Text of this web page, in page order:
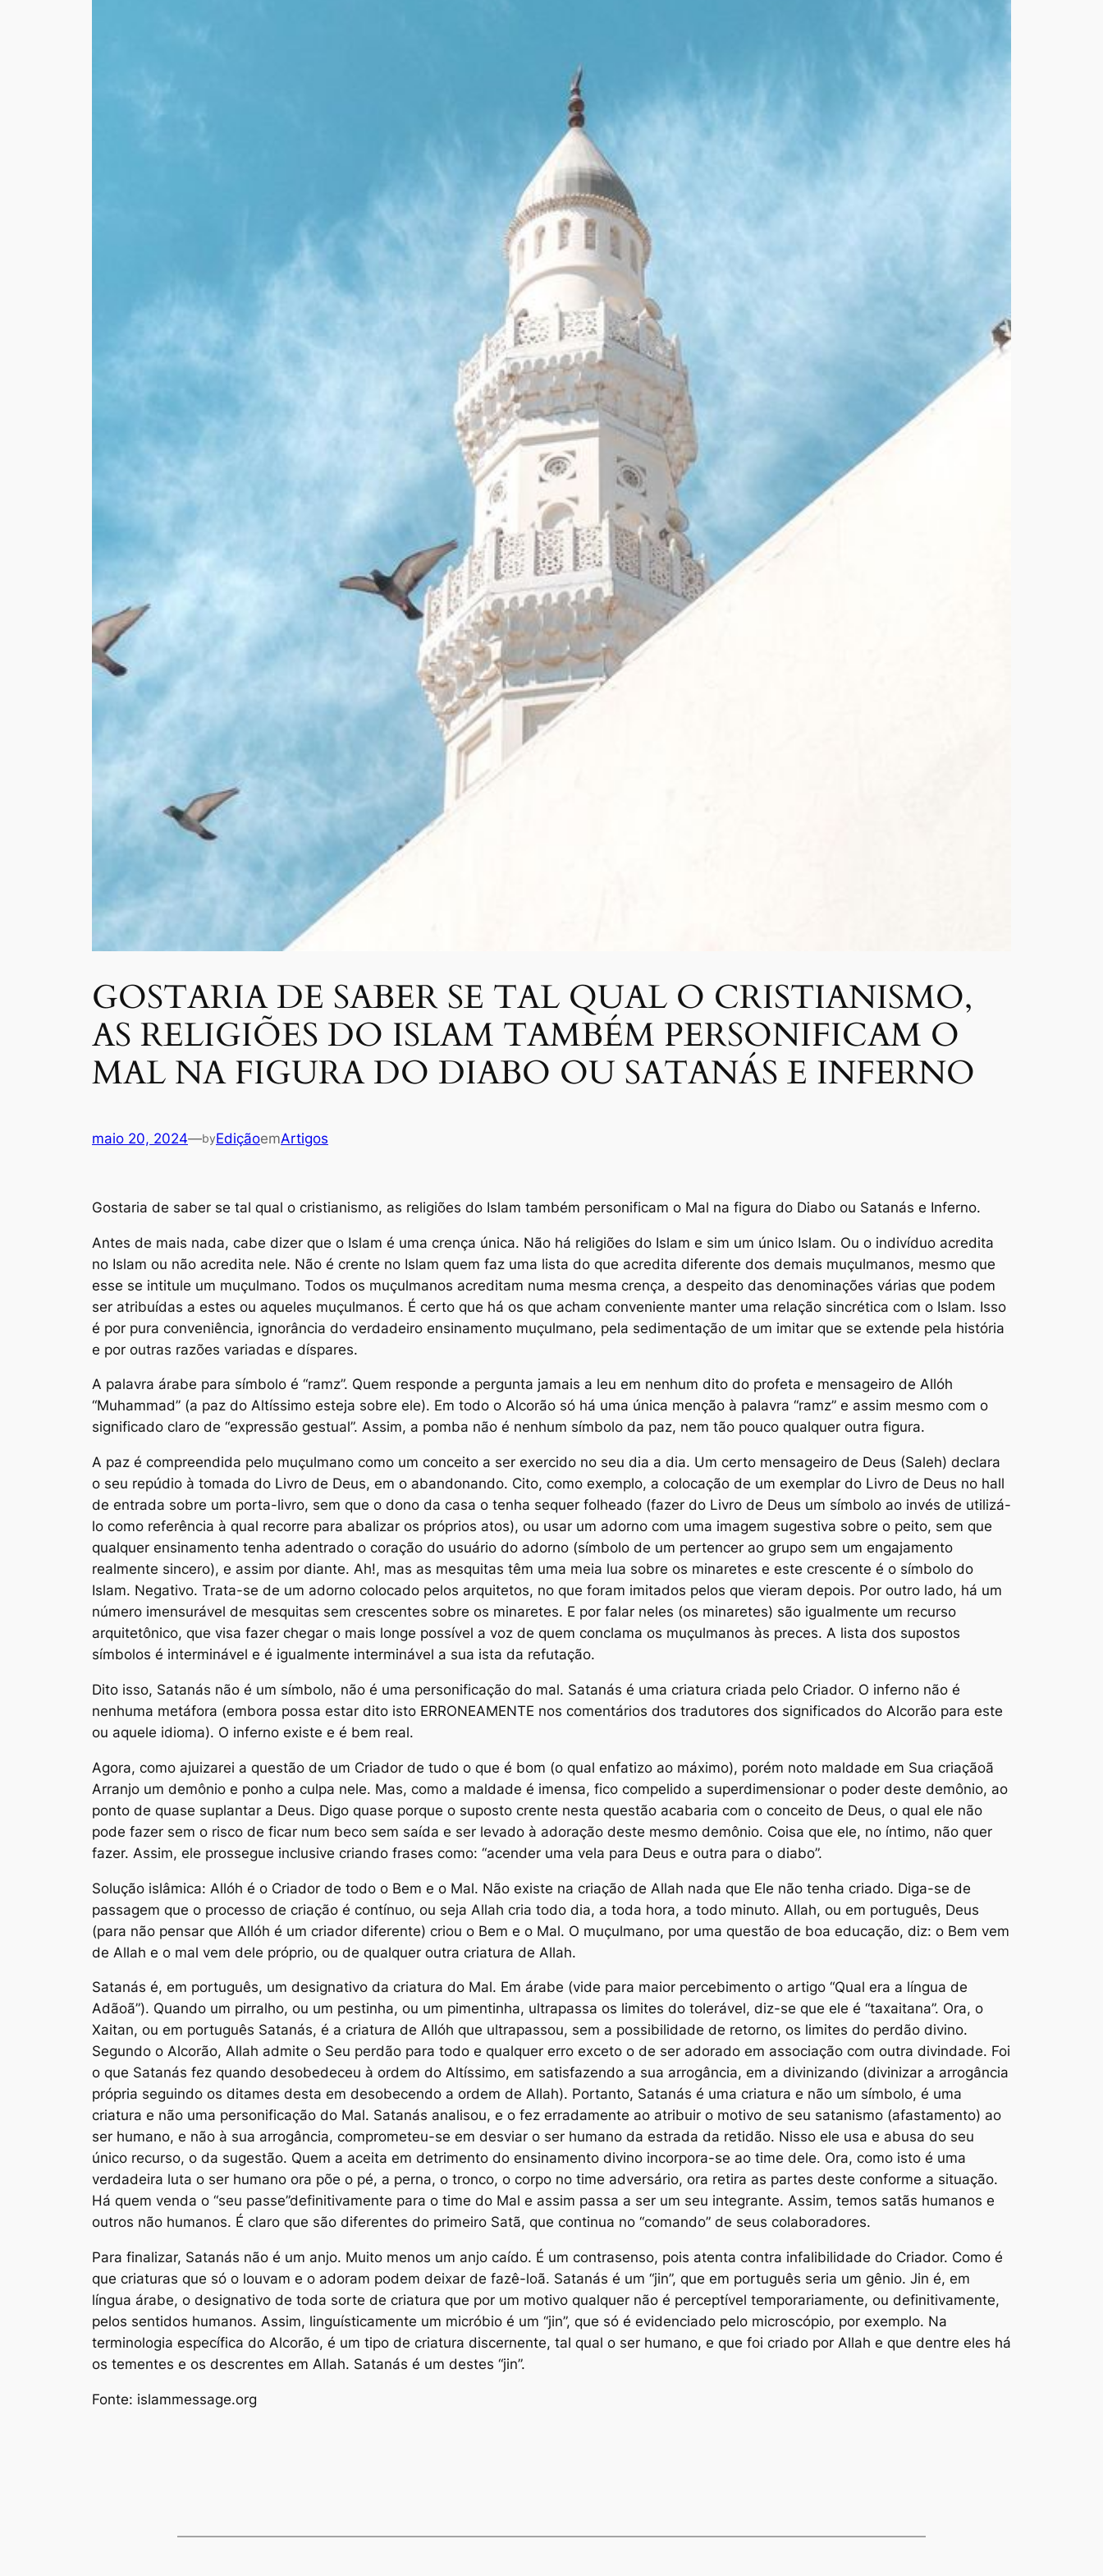
GOSTARIA DE SABER SE TAL QUAL O CRISTIANISMO,
AS RELIGIÕES DO ISLAM TAMBÉM PERSONIFICAM O
MAL NA FIGURA DO DIABO OU SATANÁS E INFERNO
maio 20, 2024—byEdiçãoemArtigos
Gostaria de saber se tal qual o cristianismo, as religiões do Islam também personificam o Mal na figura do Diabo ou Satanás e Inferno.
Antes de mais nada, cabe dizer que o Islam é uma crença única. Não há religiões do Islam e sim um único Islam. Ou o indivíduo acredita
no Islam ou não acredita nele. Não é crente no Islam quem faz uma lista do que acredita diferente dos demais muçulmanos, mesmo que
esse se intitule um muçulmano. Todos os muçulmanos acreditam numa mesma crença, a despeito das denominações várias que podem
ser atribuídas a estes ou aqueles muçulmanos. É certo que há os que acham conveniente manter uma relação sincrética com o Islam. Isso
é por pura conveniência, ignorância do verdadeiro ensinamento muçulmano, pela sedimentação de um imitar que se extende pela história
e por outras razões variadas e díspares.
A palavra árabe para símbolo é “ramz”. Quem responde a pergunta jamais a leu em nenhum dito do profeta e mensageiro de Allóh
“Muhammad” (a paz do Altíssimo esteja sobre ele). Em todo o Alcorão só há uma única menção à palavra “ramz” e assim mesmo com o
significado claro de “expressão gestual”. Assim, a pomba não é nenhum símbolo da paz, nem tão pouco qualquer outra figura.
A paz é compreendida pelo muçulmano como um conceito a ser exercido no seu dia a dia. Um certo mensageiro de Deus (Saleh) declara
o seu repúdio à tomada do Livro de Deus, em o abandonando. Cito, como exemplo, a colocação de um exemplar do Livro de Deus no hall
de entrada sobre um porta-livro, sem que o dono da casa o tenha sequer folheado (fazer do Livro de Deus um símbolo ao invés de utilizá-
lo como referência à qual recorre para abalizar os próprios atos), ou usar um adorno com uma imagem sugestiva sobre o peito, sem que
qualquer ensinamento tenha adentrado o coração do usuário do adorno (símbolo de um pertencer ao grupo sem um engajamento
realmente sincero), e assim por diante. Ah!, mas as mesquitas têm uma meia lua sobre os minaretes e este crescente é o símbolo do
Islam. Negativo. Trata-se de um adorno colocado pelos arquitetos, no que foram imitados pelos que vieram depois. Por outro lado, há um
número imensurável de mesquitas sem crescentes sobre os minaretes. E por falar neles (os minaretes) são igualmente um recurso
arquitetônico, que visa fazer chegar o mais longe possível a voz de quem conclama os muçulmanos às preces. A lista dos supostos
símbolos é interminável e é igualmente interminável a sua ista da refutação.
Dito isso, Satanás não é um símbolo, não é uma personificação do mal. Satanás é uma criatura criada pelo Criador. O inferno não é
nenhuma metáfora (embora possa estar dito isto ERRONEAMENTE nos comentários dos tradutores dos significados do Alcorão para este
ou aquele idioma). O inferno existe e é bem real.
Agora, como ajuizarei a questão de um Criador de tudo o que é bom (o qual enfatizo ao máximo), porém noto maldade em Sua criaçãoã
Arranjo um demônio e ponho a culpa nele. Mas, como a maldade é imensa, fico compelido a superdimensionar o poder deste demônio, ao
ponto de quase suplantar a Deus. Digo quase porque o suposto crente nesta questão acabaria com o conceito de Deus, o qual ele não
pode fazer sem o risco de ficar num beco sem saída e ser levado à adoração deste mesmo demônio. Coisa que ele, no íntimo, não quer
fazer. Assim, ele prossegue inclusive criando frases como: “acender uma vela para Deus e outra para o diabo”.
Solução islâmica: Allóh é o Criador de todo o Bem e o Mal. Não existe na criação de Allah nada que Ele não tenha criado. Diga-se de
passagem que o processo de criação é contínuo, ou seja Allah cria todo dia, a toda hora, a todo minuto. Allah, ou em português, Deus
(para não pensar que Allóh é um criador diferente) criou o Bem e o Mal. O muçulmano, por uma questão de boa educação, diz: o Bem vem
de Allah e o mal vem dele próprio, ou de qualquer outra criatura de Allah.
Satanás é, em português, um designativo da criatura do Mal. Em árabe (vide para maior percebimento o artigo “Qual era a língua de
Adãoã”). Quando um pirralho, ou um pestinha, ou um pimentinha, ultrapassa os limites do tolerável, diz-se que ele é “taxaitana”. Ora, o
Xaitan, ou em português Satanás, é a criatura de Allóh que ultrapassou, sem a possibilidade de retorno, os limites do perdão divino.
Segundo o Alcorão, Allah admite o Seu perdão para todo e qualquer erro exceto o de ser adorado em associação com outra divindade. Foi
o que Satanás fez quando desobedeceu à ordem do Altíssimo, em satisfazendo a sua arrogância, em a divinizando (divinizar a arrogância
própria seguindo os ditames desta em desobecendo a ordem de Allah). Portanto, Satanás é uma criatura e não um símbolo, é uma
criatura e não uma personificação do Mal. Satanás analisou, e o fez erradamente ao atribuir o motivo de seu satanismo (afastamento) ao
ser humano, e não à sua arrogância, comprometeu-se em desviar o ser humano da estrada da retidão. Nisso ele usa e abusa do seu
único recurso, o da sugestão. Quem a aceita em detrimento do ensinamento divino incorpora-se ao time dele. Ora, como isto é uma
verdadeira luta o ser humano ora põe o pé, a perna, o tronco, o corpo no time adversário, ora retira as partes deste conforme a situação.
Há quem venda o “seu passe”definitivamente para o time do Mal e assim passa a ser um seu integrante. Assim, temos satãs humanos e
outros não humanos. É claro que são diferentes do primeiro Satã, que continua no “comando” de seus colaboradores.
Para finalizar, Satanás não é um anjo. Muito menos um anjo caído. É um contrasenso, pois atenta contra infalibilidade do Criador. Como é
que criaturas que só o louvam e o adoram podem deixar de fazê-loã. Satanás é um “jin”, que em português seria um gênio. Jin é, em
língua árabe, o designativo de toda sorte de criatura que por um motivo qualquer não é perceptível temporariamente, ou definitivamente,
pelos sentidos humanos. Assim, linguísticamente um micróbio é um “jin”, que só é evidenciado pelo microscópio, por exemplo. Na
terminologia específica do Alcorão, é um tipo de criatura discernente, tal qual o ser humano, e que foi criado por Allah e que dentre eles há
os tementes e os descrentes em Allah. Satanás é um destes “jin”.
Fonte: islammessage.org